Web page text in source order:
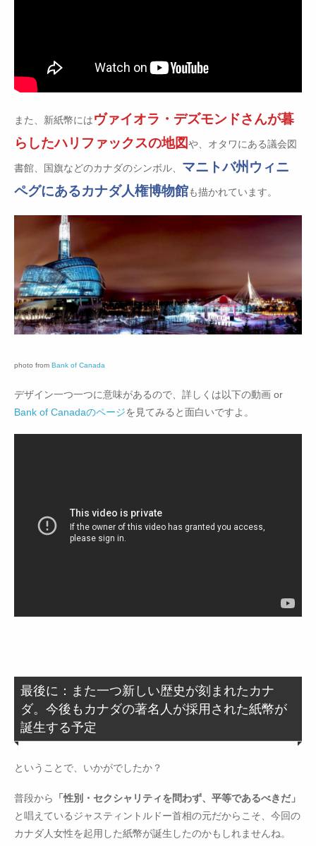
また、新紙幣にはヴァイオラ・デズモンドさんが暮
らしたハリファックスの地図や、オタワにある議会図
書館、国旗などのカナダのシンボル、 マニトバ州ウィニ
ペグにあるカナダ人権博物館も描かれています。
photo from Bank of Canada
デザイン一つ一つに意味があるので、詳しくは以下の動画 or
Bank of Canadaのページを見てみると面白いですよ。
最後に：また一つ新しい歴史が刻まれたカナ
ダ。今後もカナダの著名人が採用された紙幣が
誕生する予定
ということで、いかがでしたか？
普段から
「性別・セクシャリティを問わず、平等であるべきだ」
と唱えているジャスティントルドー首相の元だからこそ、今回の
カナダ人女性を起用した紙幣が誕生したのかもしれませんね。